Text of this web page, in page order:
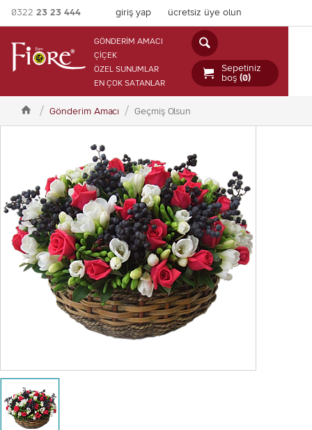
0322 23 23 444 giriş yap ücretsiz üye olun
GÖNDERİM AMACI
ÇİÇEK
ÖZEL SUNUMLAR
EN ÇOK SATANLAR


Sepetiniz
boş (0)
 Gönderim Amacı Geçmiş Olsun